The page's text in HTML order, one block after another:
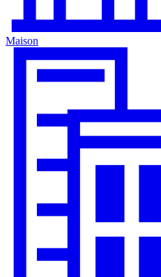
Maison